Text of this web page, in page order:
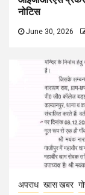
नोटिस
June 30, 2026
अपराध खास खबर